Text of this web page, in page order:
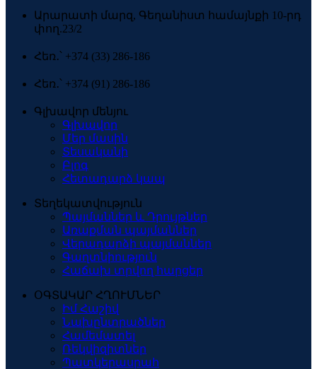
Արարատի մարզ, Գեղանիստ համայնքի 10-րդ
փող.23/2
Հեռ․՝ +374 (33) 286-186
Հեռ․՝ +374 (91) 286-186
Գլխավոր մենյու
Գլխավոր
Մեր մասին
Տեսականի
Բլոգ
Հետադարձ կապ
Տեղեկատվություն
Պայմաններ և Դրույթներ
Առաքման պայմաններ
Վերադարձի պայմաններ
Գաղտնիություն
Հաճախ տրվող հարցեր
ՕԳՏԱԿԱՐ ՀՂՈՒՄՆԵՐ
Իմ Հաշիվ
Նախընտրածներ
Համեմատել
Ռեկվիզիտներ
Պատկերասրահ